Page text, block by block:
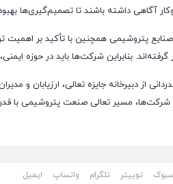
آگاهی داشته باشند تا تصمیم‌گیری‌ها بهبود
پتروشیمی همچنین با تأکید بر اهمیت
بنابراین شرکت‌ها باید در حوزه
از دبیرخانه جایزه تعالی، ارزیابان و
شرکت‌ها، مسیر تعالی صنعت پتروشیمی با
توییتر تلگرام واتساپ ایمیل